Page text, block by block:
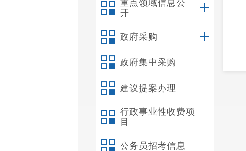
重点领域信息公
开
政府采购
政府集中采购
建议提案办理
行政事业性收费项
目
公务员招考信息